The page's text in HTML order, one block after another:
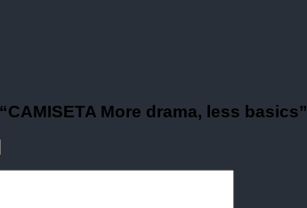
More drama, less basics”